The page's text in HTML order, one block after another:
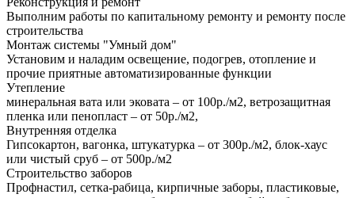
Выполним работы по капитальному ремонту и ремонту после
строительства
Монтаж системы "Умный дом"
Установим и наладим освещение, подогрев, отопление и
прочие приятные автоматизированные функции
Утепление
минеральная вата или эковата – от 100р./м2, ветрозащитная
пленка или пенопласт – от 50р./м2,
Внутренняя отделка
Гипсокартон, вагонка, штукатурка – от 300р./м2, блок-хаус
или чистый сруб – от 500р./м2
Строительство заборов
Профнастил, сетка-рабица, кирпичные заборы, пластиковые,